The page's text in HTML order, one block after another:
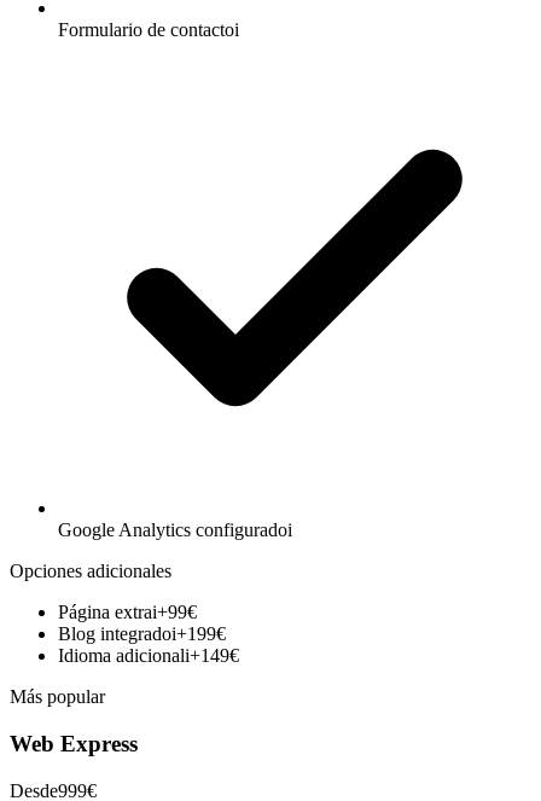
Formulario de contactoi
Google Analytics configuradoi
Opciones adicionales
Página extrai+99€
Blog integradoi+199€
Idioma adicionali+149€
Más popular
Web Express
Desde999€